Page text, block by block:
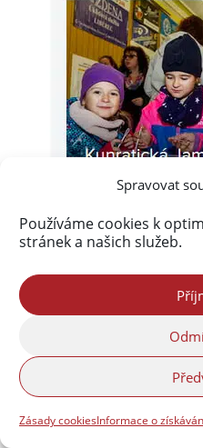
Spravovat
Používáme cookies k
stránek a našich služeb.
Zásady cookiesInformace o